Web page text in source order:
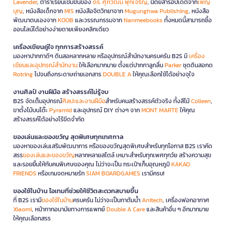
Lavender, ตำราเรียนเข้มข้นของดร. ศุภวัฒน์ พุกเจริญ, นิตยสารอัปเดตจากเพ็ญ
บุญ, หนังสือเด็กจากMIS หนังสือจิตวิทยาจากMugunghwa Publishing, หนังสือ
พัฒนาตนเองจากKOOB และวรรณกรรมจากNanmeebooks ทั้งหมดนี้สามารถซื้อ
ออนไลน์ได้อย่างง่ายดายเพียงคลิกเดียว
เครื่องเขียนคู่ใจ ทุกการสร้างสรรค์
มองหาปากกาดีๆ ดินสอหลากหลาย หรืออุปกรณ์สำนักงานครบครัน B2S มีเครื่อง
เขียนและอุปกรณ์สำนักงานให้เลือกมากมาย ตั้งแต่ปากกาลูกลื่นParkerชุดดินสอกด
Rotringไปจนถึงกระดาษถ่ายเอกสารDOUBLE Aให้คุณเลือกใช้ได้อย่างจุใจ
งานศิลป์ งานฝีมือ สร้างสรรค์ไม่รู้จบ
B2S จัดเต็มอุปกรณ์ศิลปะและงานฝีมือสำหรับคนสร้างสรรค์ตัวจริง ทั้งสีไม้Colleen,
ขาตั้งไม้บนโต๊ะPyramidและอุปกรณ์ DIY ต่างๆ จากMONT MARTEให้คุณ
สร้างสรรค์ได้อย่างไร้ขีดจำกัด
ของเล่นและของขวัญ สุดพิเศษทุกเทศกาล
มองหาของเล่นเสริมพัฒนาการ หรือของขวัญสุดพิเศษสำหรับทุกโอกาส B2S เราคัด
สรรของเล่นและของขวัญหลากหลายสไตล์ เหมาะสำหรับทุกเพศทุกวัย สร้างความสุข
และรอยยิ้มให้กับคนพิเศษของคุณ ไม่ว่าจะเป็น กระเป๋าเก็บอุณหภูมิKAKAO
FRIENDS หรือเกมจดหมายรักSIAM BOARDGAMES เรามีครบ!
ของใช้ในบ้าน ไอเทมที่ช่วยให้ชีวิตสะดวกสบายขึ้น
ที่ B2S เรามีของใช้ในบ้านครบครัน ไม่ว่าจะเป็นกาต้มน้ำAnitech, เครื่องฟอกอากาศ
Xiaomi, หน้ากากอนามัยทางการแพทย์Double A Careและสินค้าอื่น ๆ อีกมากมาย
ให้คุณเลือกสรร